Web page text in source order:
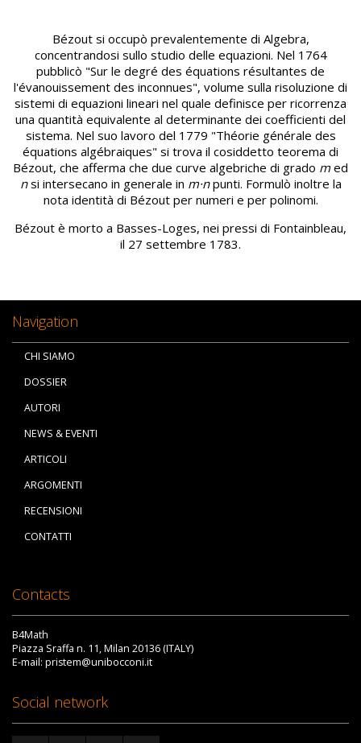
Bézout si occupò prevalentemente di Algebra,
concentrandosi sullo studio delle equazioni. Nel 1764
pubblicò "Sur le degré des équations résultantes de
l'évanouissement des inconnues", volume sulla risoluzione di
sistemi di equazioni lineari nel quale definisce per ricorrenza
una quantità equivalente al determinante dei coefficienti del
sistema. Nel suo lavoro del 1779 "Théorie générale des
équations algébraiques" si trova il cosiddetto teorema di
Bézout, che afferma che due curve algebriche di grado med
nsi intersecano in generale in m·npunti. Formulò inoltre la
nota identità di Bézout per numeri e per polinomi.
Bézout è morto a Basses-Loges, nei pressi di Fontainbleau,
il 27 settembre 1783.
Navigation
CHI SIAMO
DOSSIER
AUTORI
NEWS & EVENTI
ARTICOLI
ARGOMENTI
RECENSIONI
CONTATTI
Contacts
B4Math
Piazza Sraffa n. 11, Milan 20136 (ITALY)
E-mail: pristem@unibocconi.it
Social network